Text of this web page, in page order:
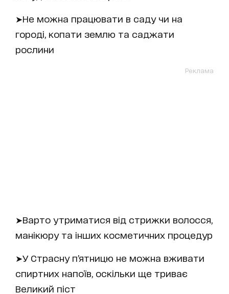
➤Не можна працювати в саду чи на
городі, копати землю та саджати
рослини
Реклама
➤Варто утриматися від стрижки волосся,
манікюру та інших косметичних процедур
➤У Страсну п’ятницю не можна вживати
спиртних напоїв, оскільки ще триває
Великий піст